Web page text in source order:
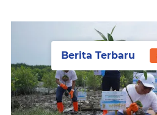
Berita Terbaru